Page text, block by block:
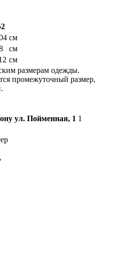
см
см
см
размерам одежды.
промежуточный размер,
ул. Пойменная, 1 1